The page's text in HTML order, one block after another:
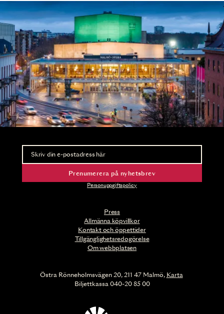
Press
Allmänna köpvillkor
Kontakt och öppettider
Tillgänglighetsredogörelse
Om webbplatsen
Nyhetsbrev
Ta del av förhandsinformation och biljettsläpp.
Prenumerera på nyhetsbrev
Personuppgiftspolicy
Östra Rönneholmsvägen 20, 211 47 Malmö, Karta
Biljettkassa 040-20 85 00